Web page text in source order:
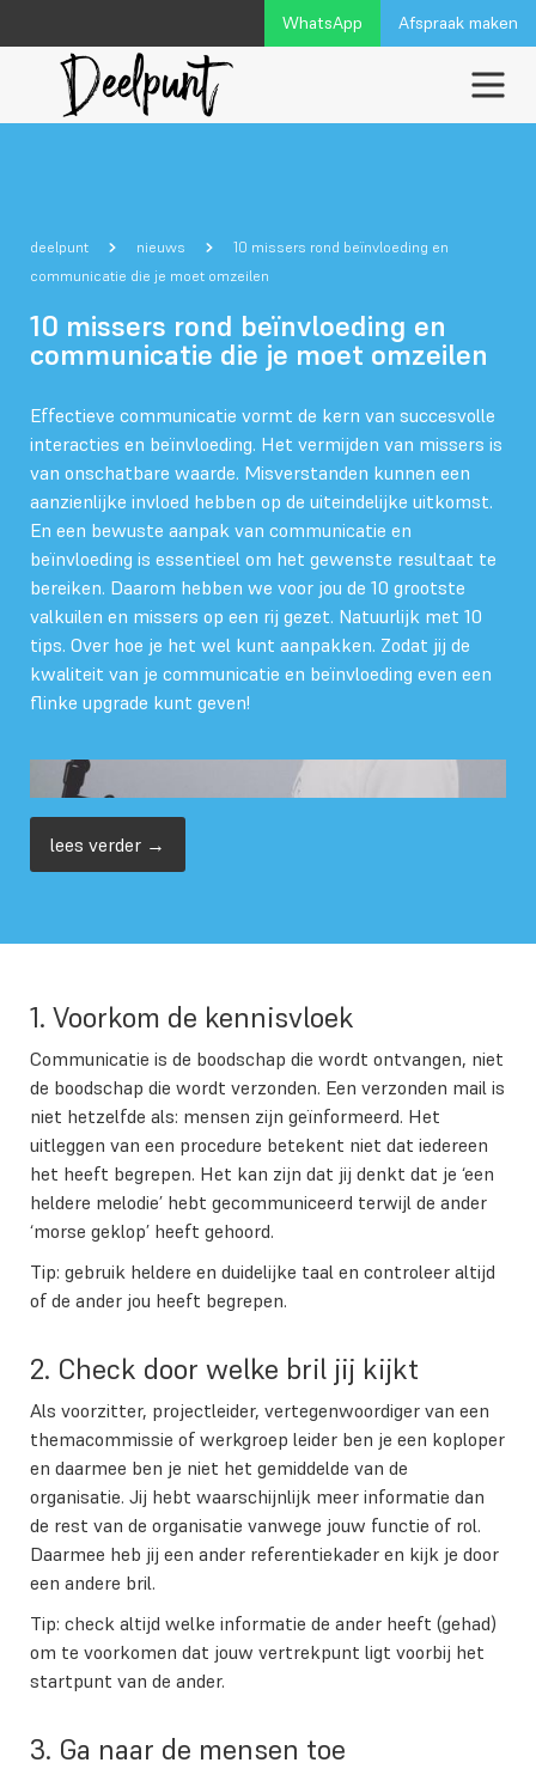
WhatsApp Afspraak maken
deelpunt nieuws
10 missers rond beïnvloeding en
communicatie die je moet omzeilen
10 missers rond beïnvloeding en
communicatie die je moet omzeilen
Effectieve communicatie vormt de kern van succesvolle
interacties en beïnvloeding. Het vermijden van missers is
van onschatbare waarde. Misverstanden kunnen een
aanzienlijke invloed hebben op de uiteindelijke uitkomst.
En een bewuste aanpak van communicatie en
beïnvloeding is essentieel om het gewenste resultaat te
bereiken. Daarom hebben we voor jou de 10 grootste
valkuilen en missers op een rij gezet. Natuurlijk met 10
tips. Over hoe je het wel kunt aanpakken. Zodat jij de
kwaliteit van je communicatie en beïnvloeding even een
flinke upgrade kunt geven!
lees verder →
1. Voorkom de kennisvloek
Communicatie is de boodschap die wordt ontvangen, niet
de boodschap die wordt verzonden. Een verzonden mail is
niet hetzelfde als: mensen zijn geïnformeerd. Het
uitleggen van een procedure betekent niet dat iedereen
het heeft begrepen. Het kan zijn dat jij denkt dat je ‘een
heldere melodie’ hebt gecommuniceerd terwijl de ander
‘morse geklop’ heeft gehoord.
Tip: gebruik heldere en duidelijke taal en controleer altijd
of de ander jou heeft begrepen.
2. Check door welke bril jij kijkt
Als voorzitter, projectleider, vertegenwoordiger van een
themacommissie of werkgroep leider ben je een koploper
en daarmee ben je niet het gemiddelde van de
organisatie. Jij hebt waarschijnlijk meer informatie dan
de rest van de organisatie vanwege jouw functie of rol.
Daarmee heb jij een ander referentiekader en kijk je door
een andere bril.
Tip: check altijd welke informatie de ander heeft (gehad)
om te voorkomen dat jouw vertrekpunt ligt voorbij het
startpunt van de ander.
3. Ga naar de mensen toe